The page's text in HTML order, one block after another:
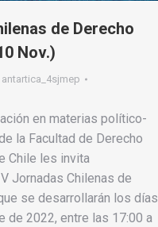
de Derecho
Nov.)
antartica_4sjmep
en materias político-
la Facultad de Derecho
Chile les invita
Jornadas Chilenas de
se desarrollarán los días
de 2022, entre las 17:00 a